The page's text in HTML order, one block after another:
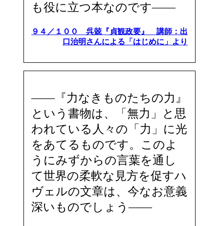
も役に立つ本なのです――
９４／１００ 呉兢『貞観政要』 講師：出
口治明さんによる「はじめに」より
――『力なきものたちの力』
という書物は、「無力」と思
われている人々の「力」に光
をあてるものです。このよ
うにみずからの言葉を通し
て世界の柔軟な見方を促すハ
ヴェルの文章は、今なお意義
深いものでしょう――